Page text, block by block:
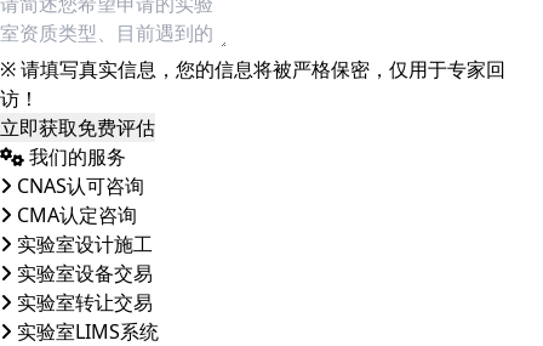
※ 请填写真实信息，您的信息将被严格保密，仅用于专家回
访！
立即获取免费评估
我们的服务
CNAS认可咨询
CMA认定咨询
实验室设计施工
实验室设备交易
实验室转让交易
实验室LIMS系统